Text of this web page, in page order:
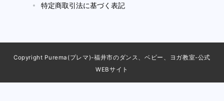
特定商取引法に基づく表記
Copyright Purema(プレマ)-福井市のダンス、ベビー、ヨガ教室-公式
WEBサイト